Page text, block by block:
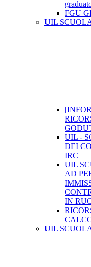
FGU
UIL
UIL -
DEI
IRC
UIL
AD
IN
UIL